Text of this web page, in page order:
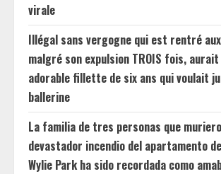
virale
Illégal sans vergogne qui est rentré
malgré son expulsion TROIS fois,
adorable fillette de six ans qui voulait
ballerine
La familia de tres personas que
devastador incendio del apartamento
Wylie Park ha sido recordada como